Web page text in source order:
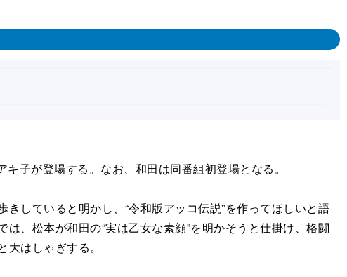
子が登場する。なお、和田は同番組初登場となる。
していると明かし、“令和版アッコ伝説”を作ってほしいと語
、松本が和田の“実は乙女な素顔”を明かそうと仕掛け、格闘
はしゃぎする。